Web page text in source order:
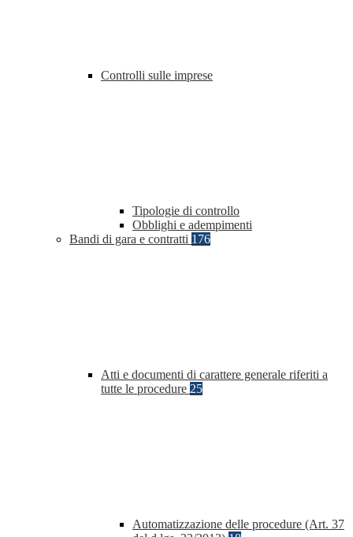
Controlli sulle imprese
Tipologie di controllo
Obblighi e adempimenti
Bandi di gara e contratti 176
Atti e documenti di carattere generale riferiti a
tutte le procedure 25
Automatizzazione delle procedure (Art. 37